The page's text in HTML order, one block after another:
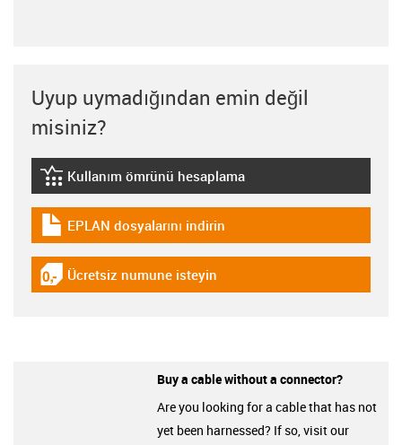
Uyup uymadığından emin değil
misiniz?
igus-icon-lebensdauerrechner
Kullanım ömrünü hesaplama
igus-icon-download-plan
EPLAN dosyalarını indirin
igus-icon-gratismuster
Ücretsiz numune isteyin
Buy a cable without a connector?
Are you looking for a cable that has not
yet been harnessed? If so, visit our